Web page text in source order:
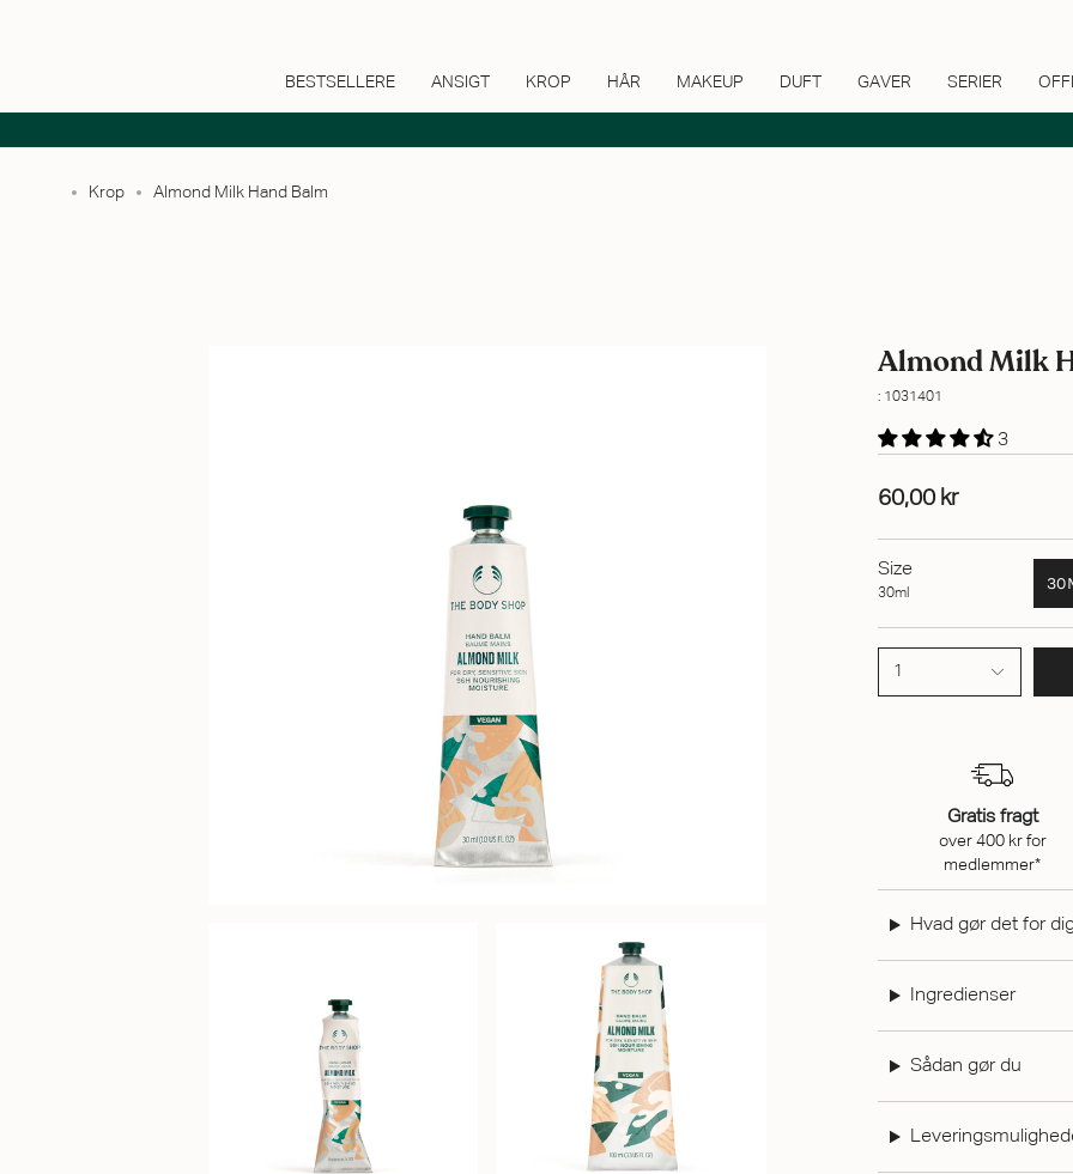
BESTSELLERE ANSIGT KROP HÅR MAKEUP DUFT GAVER SERIER
Krop Almond Milk Hand Balm
Almond Milk
: 1031401
3
60,00 kr
Size
30ml
1
Gratis fragt
over 400 kr for
medlemmer*
Hvad gør det for
Ingredienser
Sådan gør du